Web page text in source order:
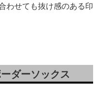
わせても抜け感のある印
ダーソックス